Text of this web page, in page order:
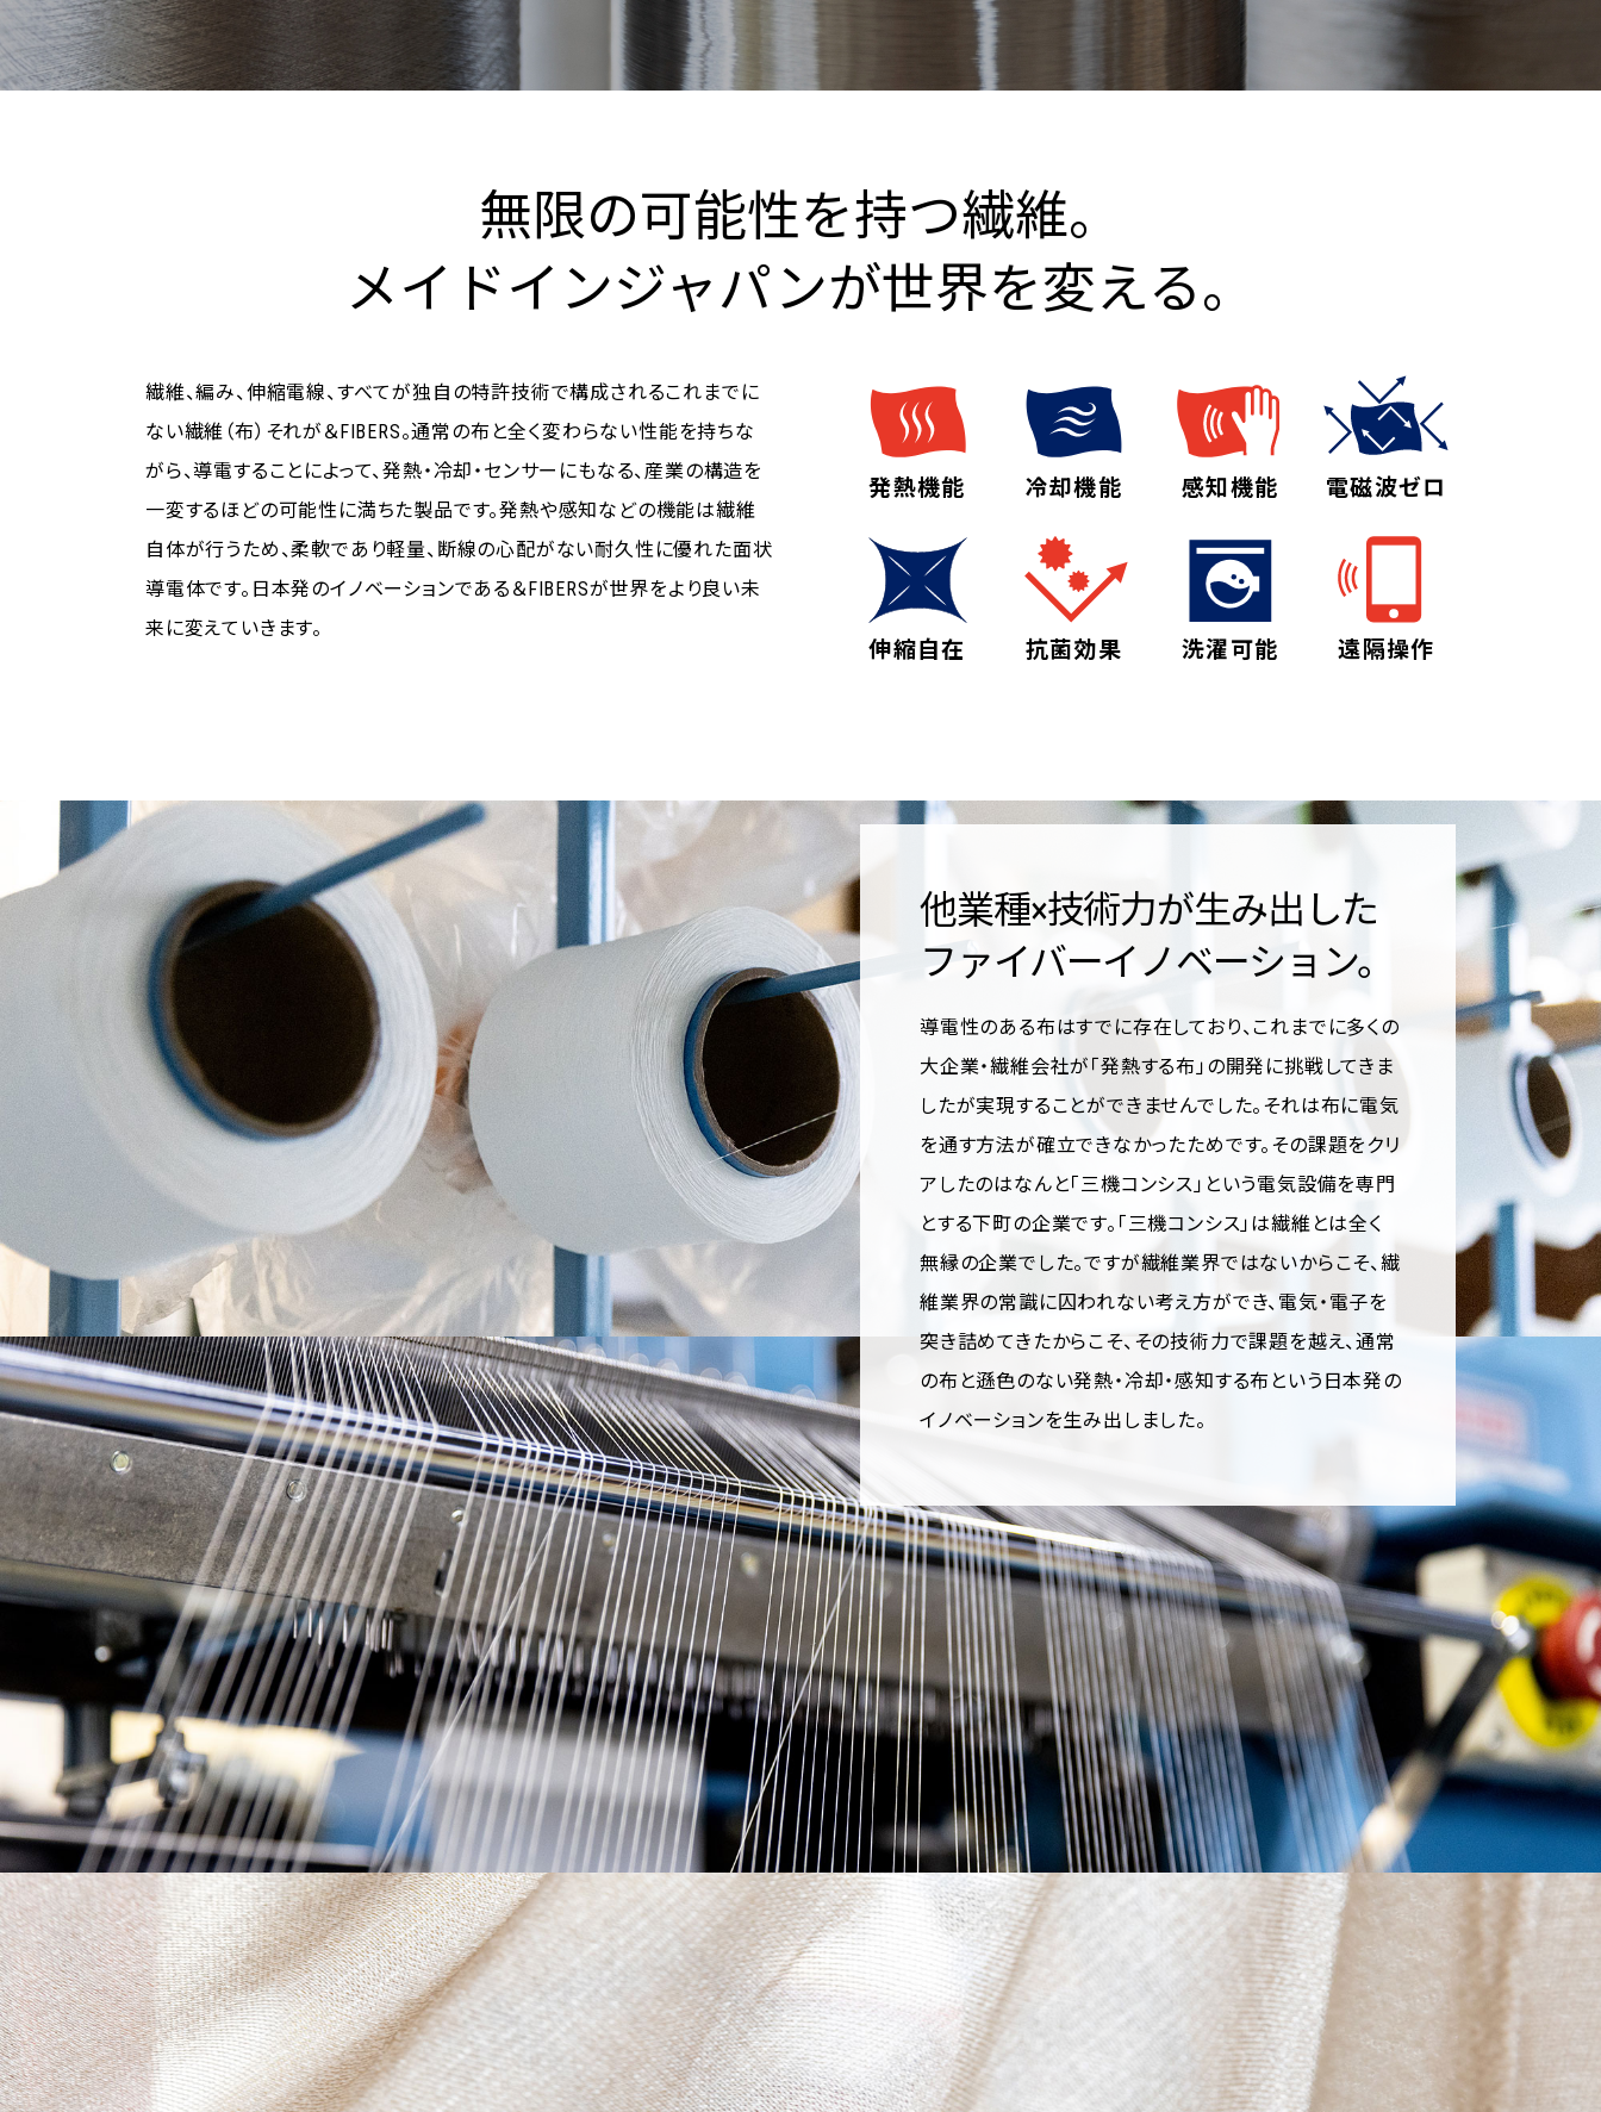
無限の可能性を持つ繊維。
メイドインジャパンが世界を変える。
繊維、編み、伸縮電線、すべてが独自の特許技術で構成されるこれまでに
ない繊維（布）それが＆FIBERS。通常の布と全く変わらない性能を持ちな
がら、導電することによって、発熱・冷却・センサーにもなる、産業の構造を
一変するほどの可能性に満ちた製品です。発熱や感知などの機能は繊維
自体が行うため、柔軟であり軽量、断線の心配がない耐久性に優れた面状
導電体です。日本発のイノベーションである＆FIBERSが世界をより良い未
来に変えていきます。
発熱機能 冷却機能 感知機能 電磁波ゼロ
伸縮自在 抗菌効果 洗濯可能 遠隔操作
他業種×技術力が生み出した
ファイバーイノベーション。
導電性のある布はすでに存在しており、これまでに多くの
大企業・繊維会社が「発熱する布」の開発に挑戦してきま
したが実現することができませんでした。それは布に電気
を通す方法が確立できなかったためです。その課題をクリ
アしたのはなんと「三機コンシス」という電気設備を専門
とする下町の企業です。「三機コンシス」は繊維とは全く
無縁の企業でした。ですが繊維業界ではないからこそ、繊
維業界の常識に囚われない考え方ができ、電気・電子を
突き詰めてきたからこそ、その技術力で課題を越え、通常
の布と遜色のない発熱・冷却・感知する布という日本発の
イノベーションを生み出しました。